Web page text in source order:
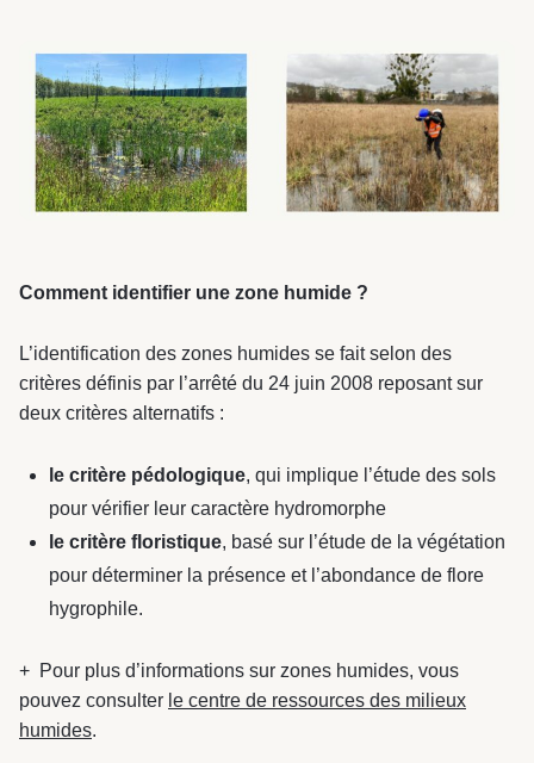
Comment identifier une zone humide ?
L’identification des zones humides se fait selon des
critères définis par l’arrêté du 24 juin 2008 reposant sur
deux critères alternatifs :
le critère pédologique, qui implique l’étude des sols
pour vérifier leur caractère hydromorphe
le critère floristique, basé sur l’étude de la végétation
pour déterminer la présence et l’abondance de flore
hygrophile.
+ Pour plus d’informations sur zones humides, vous
pouvez consulter le centre de ressources des milieux
humides.